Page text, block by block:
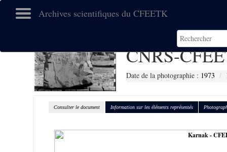
Archives scientifiques du CFEETK
CNRS-
Date de la photographie : 1973
Consulter le document Information sur les éléments représentés